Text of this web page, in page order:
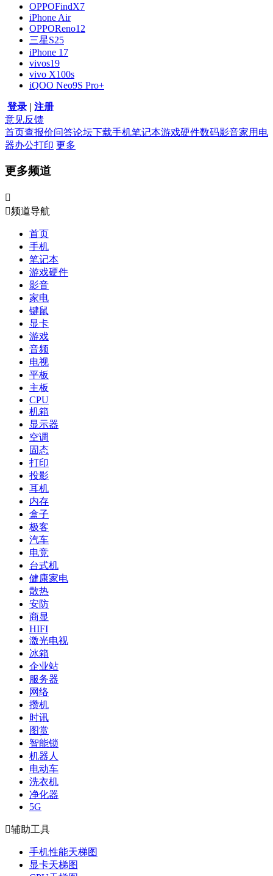
OPPOFindX7
iPhone Air
OPPOReno12
三星S25
iPhone 17
vivos19
vivo X100s
iQOO Neo9S Pro+
登录 | 注册
意见反馈
首页查报价问答论坛下载手机笔记本游戏硬件数码影音家用电
器办公打印 更多
更多频道

频道导航
首页
手机
笔记本
游戏硬件
影音
家电
键鼠
显卡
游戏
音频
电视
平板
主板
CPU
机箱
显示器
空调
固态
打印
投影
耳机
内存
盒子
极客
汽车
电竞
台式机
健康家电
散热
安防
商显
HIFI
激光电视
冰箱
企业站
服务器
网络
攒机
时讯
图赏
智能锁
机器人
电动车
洗衣机
净化器
5G
辅助工具
手机性能天梯图
显卡天梯图